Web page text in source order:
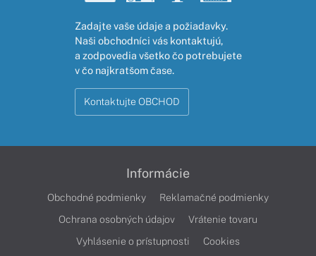
Zadajte vaše údaje a požiadavky.
Naši obchodníci vás kontaktujú,
a zodpovedia všetko čo potrebujete
v čo najkratšom čase.
Kontaktujte OBCHOD
Informácie
Obchodné podmienky
Reklamačné podmienky
Ochrana osobných údajov
Vrátenie tovaru
Vyhlásenie o prístupnosti
Cookies